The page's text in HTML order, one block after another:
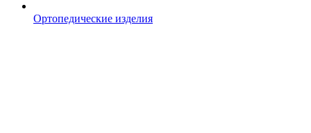
Ортопедические изделия